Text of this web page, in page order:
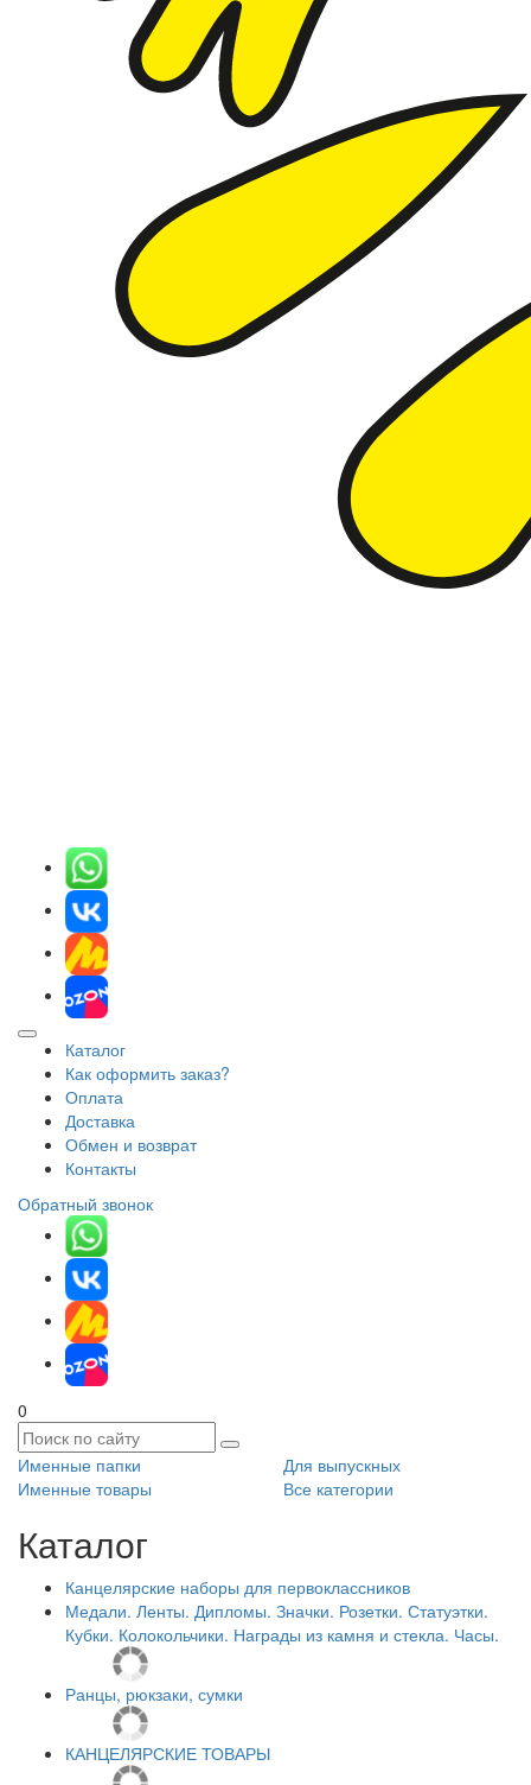
Каталог
Как оформить заказ?
Оплата
Доставка
Обмен и возврат
Контакты
Обратный звонок
0
Именные папки
Для выпускных
Именные товары
Все категории
Каталог
Канцелярские наборы для первоклассников
Медали. Ленты. Дипломы. Значки. Розетки. Статуэтки.
Кубки. Колокольчики. Награды из камня и стекла. Часы.
Ранцы, рюкзаки, сумки
КАНЦЕЛЯРСКИЕ ТОВАРЫ